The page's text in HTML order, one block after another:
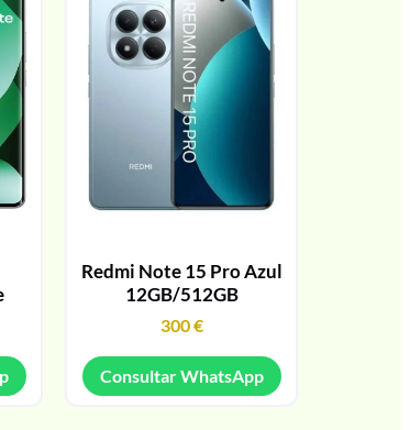
Redmi Note 15 Pro Azul
12GB/512GB
300€
Consultar WhatsApp